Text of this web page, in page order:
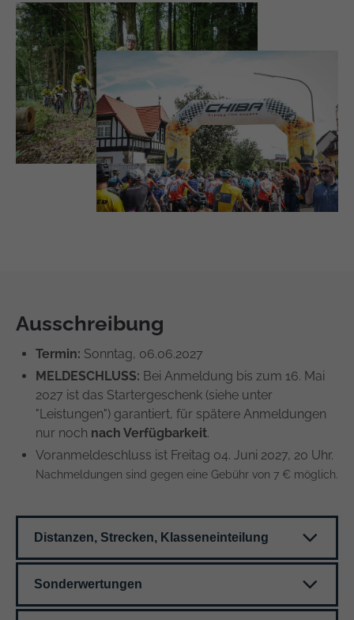
Ausschreibung
Termin: Sonntag, 06.06.2027
MELDESCHLUSS: Bei Anmeldung bis zum 16. Mai
2027 ist das Startergeschenk (siehe unter
"Leistungen") garantiert, für spätere Anmeldungen
nur noch nach Verfügbarkeit.
Voranmeldeschluss ist Freitag 04. Juni 2027, 20 Uhr.
Nachmeldungen sind gegen eine Gebühr von 7 € möglich.
Distanzen, Strecken, Klasseneinteilung
Sonderwertungen